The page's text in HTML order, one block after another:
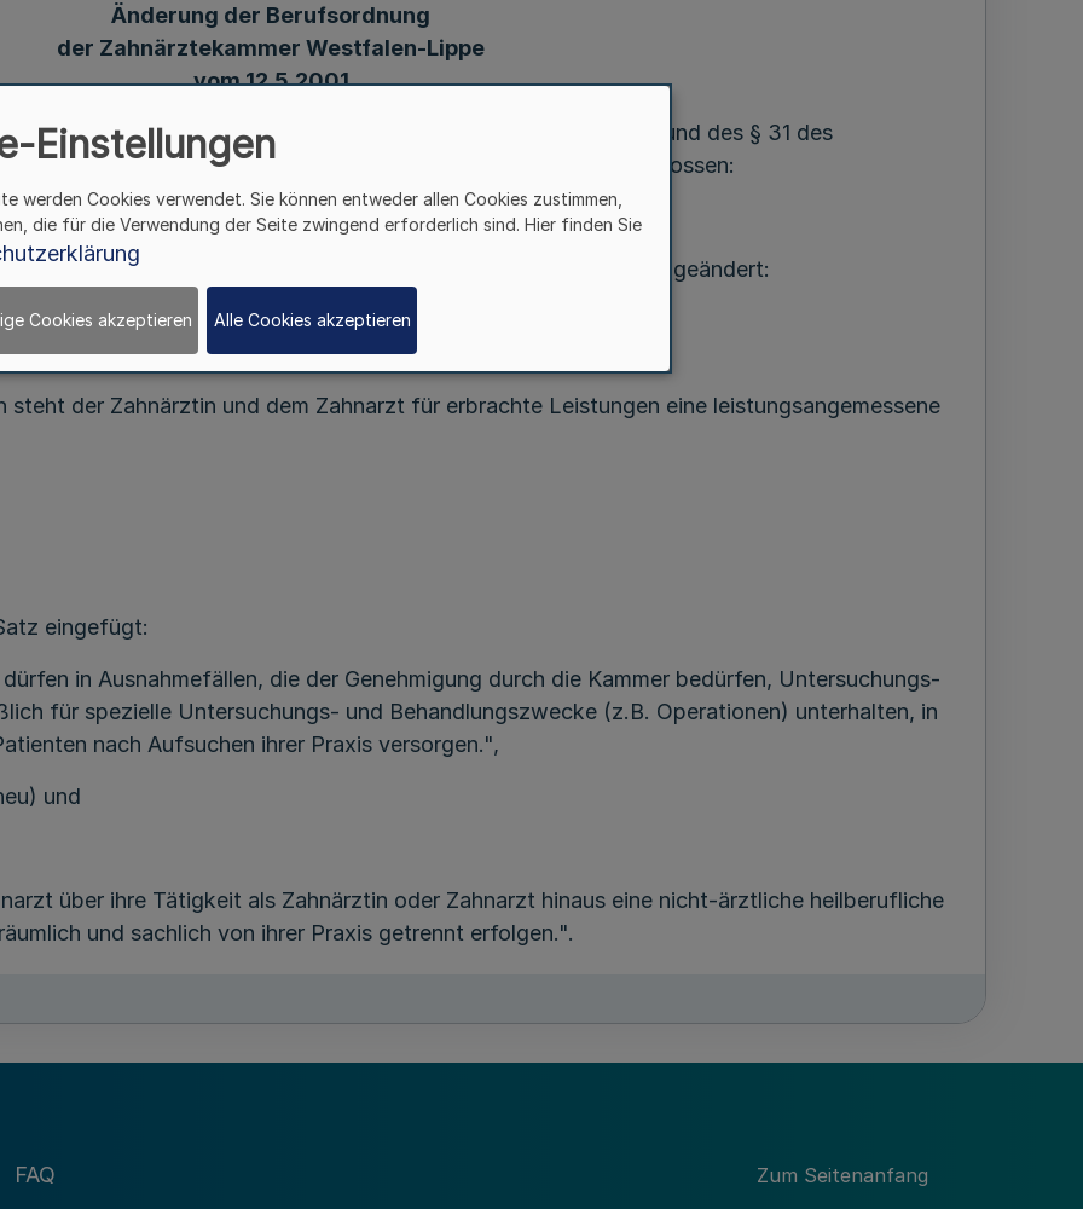
Änderung der Berufsordnung
der Zahnärztekammer Westfalen-Lippe
vom 12.5.2001
Westfalen-Lippe hat in ihrer Sitzung am 12. Mai 2001 aufgrund des § 31 des
NRW. S. 403 ) nachstehende Änderung der Berufsordnung beschlossen:
Artikel I
Lippe vom 11.5.1996 (SMBl. NRW. 2123) wird wie folgt geändert:
Satz angehängt:
steht der Zahnärztin und dem Zahnarzt für erbrachte Leistungen eine leistungsangemessene
eingefügt:
in Ausnahmefällen, die der Genehmigung durch die Kammer bedürfen, Untersuchungs-
für spezielle Untersuchungs- und Behandlungszwecke (z.B. Operationen) unterhalten, in
nach Aufsuchen ihrer Praxis versorgen.",
und
über ihre Tätigkeit als Zahnärztin oder Zahnarzt hinaus eine nicht-ärztliche heilberufliche
und sachlich von ihrer Praxis getrennt erfolgen.".
durch das Wort "Dokumentationen" ersetzt,
FAQ Zum Seitenanfang
Einstellungen
werden Cookies verwendet. Sie können entweder allen Cookies zustimmen,
die für die Verwendung der Seite zwingend erforderlich sind. Hier finden Sie
Cookies akzeptieren Alle Cookies akzeptieren